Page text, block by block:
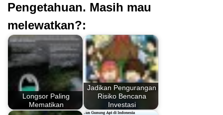
Pengetahuan. Masih mau
melewatkan?:
Longsor Paling
Mematikan
Jadikan Pengurangan
Risiko Bencana
Investasi